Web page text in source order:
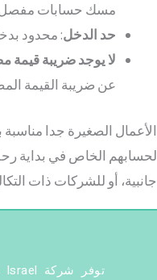
مسك حسابات
حد الدخل: محدود بدخل
لا يوجد ضريبة قيمة
عن ضريبة القيمة
الأعمال الصغيرة جدا
لحسابهم الخاص في بداية
جانبية، أو للشركات ذات